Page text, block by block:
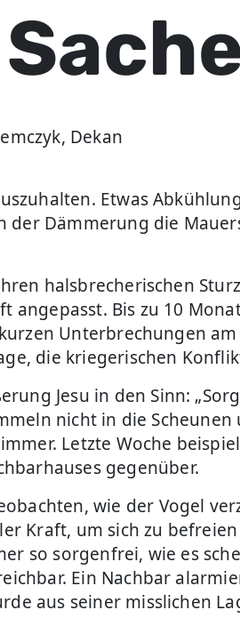
Dekan
Etwas
der Dämmerung die
halsbrecherischen
angepasst. Bis zu 10
Unterbrechungen
die kriegerischen
Jesu in den Sinn:
nicht in die
Letzte Woche
gegenüber.
wie der Vogel
Kraft, um sich zu
so sorgenfrei, wie es
Ein Nachbar
aus seiner misslichen